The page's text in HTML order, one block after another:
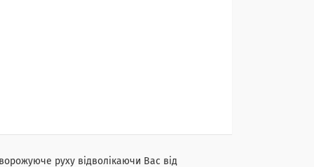
руху відволікаючи Вас від